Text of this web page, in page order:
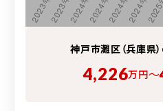
神戸市灘区（兵庫県
4,226万円〜